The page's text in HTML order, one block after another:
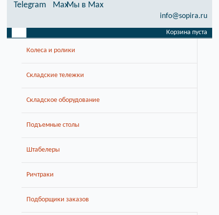
Telegram Мы в Max
info@sopira.ru
Корзина пуста
Колеса и ролики
Складские тележки
Складское оборудование
Подъемные столы
Штабелеры
Ричтраки
Подборщики заказов